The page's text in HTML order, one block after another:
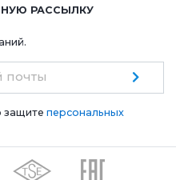
РАССЫЛКУ
почты
защите персональных